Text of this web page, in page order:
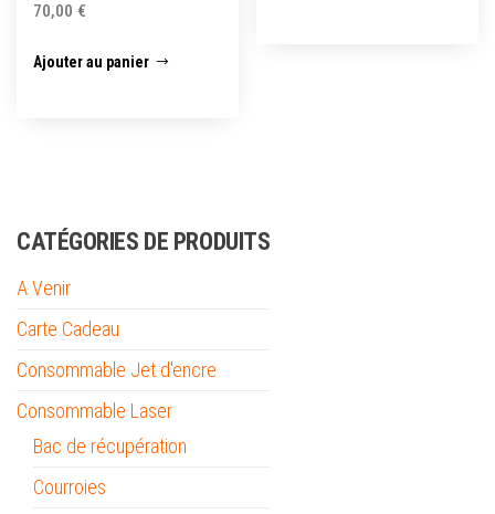
70,00 €
Ajouter au panier
CATÉGORIES DE PRODUITS
A Venir
Carte Cadeau
Consommable Jet d'encre
Consommable Laser
Bac de récupération
Courroies